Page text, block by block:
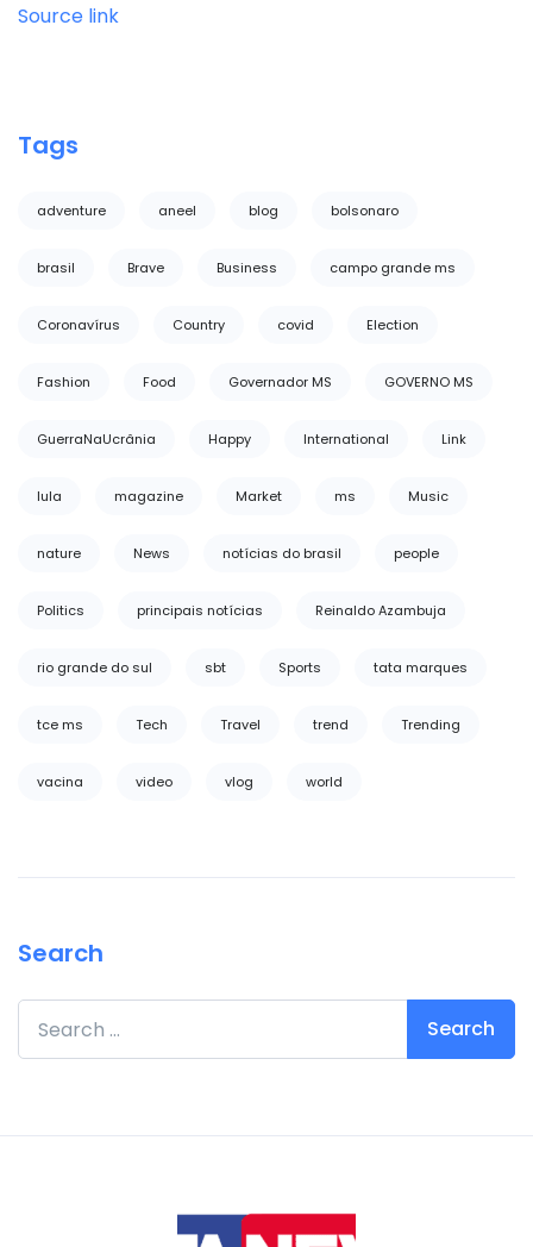
Source link
Tags
adventure aneel blog bolsonaro
brasil Brave Business campo grande ms
Coronavírus Country covid Election
Fashion Food Governador MS GOVERNO MS
GuerraNaUcrânia Happy International Link
lula magazine Market ms Music
nature News notícias do brasil people
Politics principais notícias Reinaldo Azambuja
rio grande do sul sbt Sports tata marques
tce ms Tech Travel trend Trending
vacina video vlog world
Search
Search for: